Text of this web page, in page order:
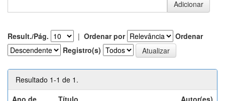
Result./Pág. | Ordenar por
Ordenar
Registro(s)
Resultado 1-1 de 1.
Ano de
Título Autor(es)